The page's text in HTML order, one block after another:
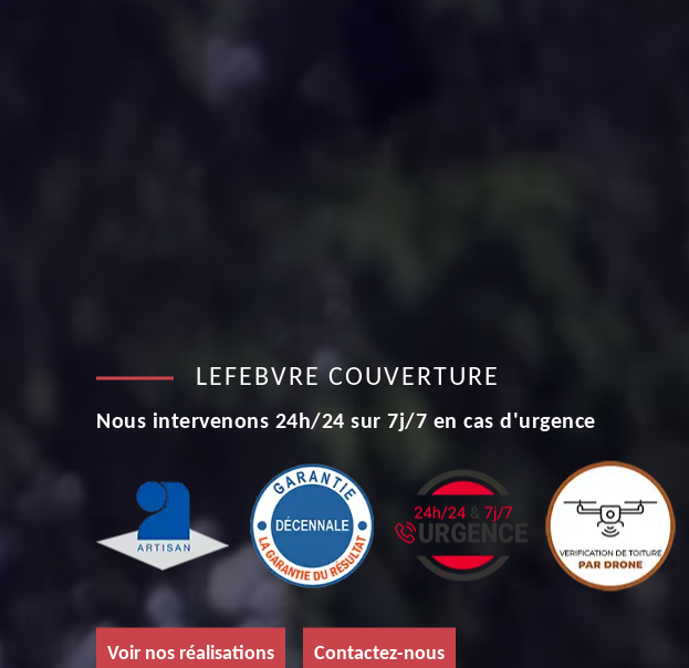
LEFEBVRE COUVERTURE
Nous intervenons 24h/24 sur 7j/7 en cas d'urgence
Voir nos réalisations Contactez-nous